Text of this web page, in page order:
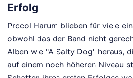
Erfolg
Procol Harum blieben für viele
obwohl das der Band nicht
Alben wie "A Salty Dog" heraus,
auf einem noch höheren Niveau